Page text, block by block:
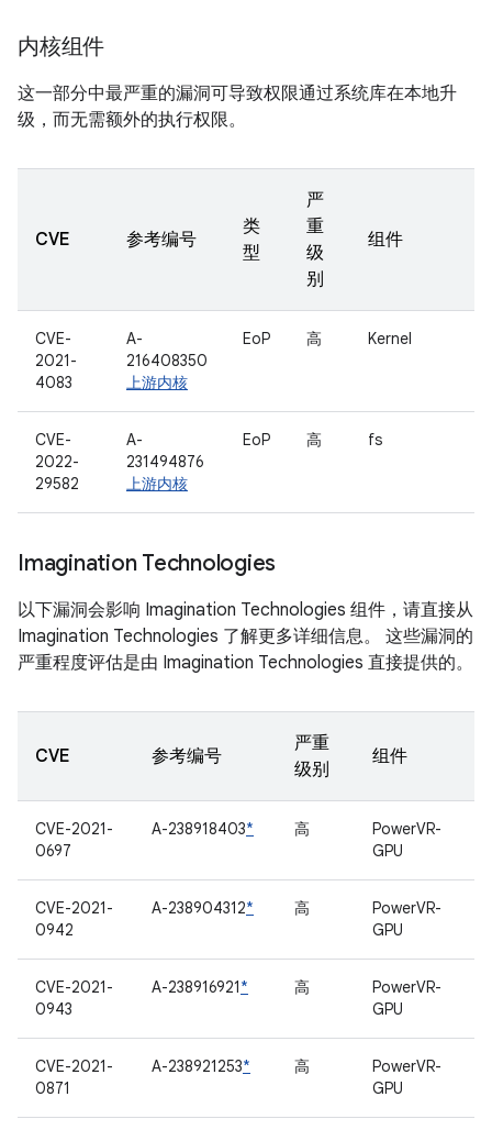
内核组件
这一部分中最严重的漏洞可导致权限通过系统库在本地升
级，而无需额外的执行权限。
CVE 参考编号
类
型
严
重
级
别
组件
CVE-
2021-
4083
A-
216408350
上游内核
EoP 高 Kernel
CVE-
2022-
29582
A-
231494876
上游内核
EoP 高 fs
Imagination Technologies
以下漏洞会影响 Imagination Technologies 组件，请直接从
Imagination Technologies 了解更多详细信息。 这些漏洞的
严重程度评估是由 Imagination Technologies 直接提供的。
CVE 参考编号
严重
级别
组件
CVE-2021-
0697
A-238918403* 高
PowerVR-
GPU
CVE-2021-
0942
A-238904312* 高
PowerVR-
GPU
CVE-2021-
0943
A-238916921* 高
PowerVR-
GPU
CVE-2021-
0871
A-238921253* 高
PowerVR-
GPU